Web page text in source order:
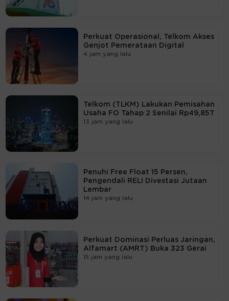
Perkuat Operasional, Telkom Akses
Genjot Pemerataan Digital
4 jam yang lalu
Telkom (TLKM) Lakukan Pemisahan
Usaha FO Tahap 2 Senilai Rp49,85T
13 jam yang lalu
Penuhi Free Float 15 Persen,
Pengendali RELI Divestasi Jutaan
Lembar
14 jam yang lalu
Perkuat Dominasi Perluas Jaringan,
Alfamart (AMRT) Buka 323 Gerai
15 jam yang lalu